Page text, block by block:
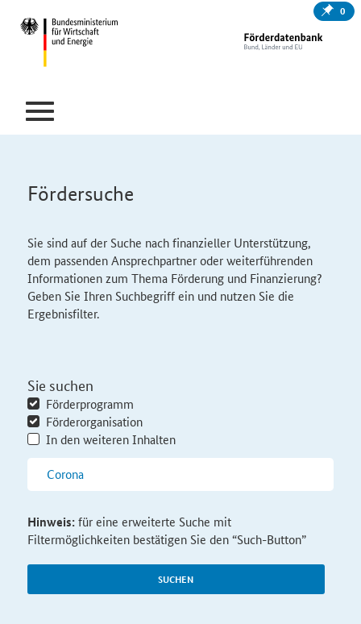
0
Fördersuche
Sie sind auf der Suche nach finanzieller Unterstützung,
dem passenden Ansprechpartner oder weiterführenden
Informationen zum Thema Förderung und Finanzierung?
Geben Sie Ihren Suchbegriff ein und nutzen Sie die
Ergebnisfilter.
Sie suchen
Förderprogramm
Förderorganisation
In den weiteren Inhalten
SUCHEN
Hinweis:für eine erweiterte Suche mit
Filtermöglichkeiten bestätigen Sie den “Such-Button”